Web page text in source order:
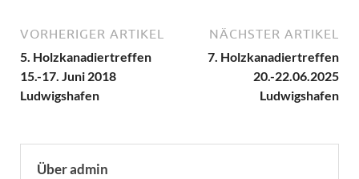
VORHERIGER ARTIKEL
5. Holzkanadiertreffen
15.-17. Juni 2018
Ludwigshafen
NÄCHSTER ARTIKEL
7. Holzkanadiertreffen
20.-22.06.2025
Ludwigshafen
Über admin